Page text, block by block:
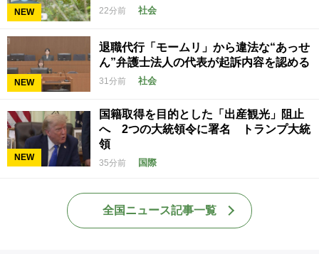
NEW 22分前 社会
NEW
退職代行「モームリ」から違法な“あっせ
ん”弁護士法人の代表が起訴内容を認める
31分前 社会
NEW
国籍取得を目的とした「出産観光」阻止
へ 2つの大統領令に署名 トランプ大統
領
35分前 国際
全国ニュース記事一覧